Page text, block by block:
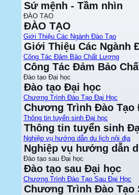
Sứ mệnh - Tầm nhìn
ĐÀO TẠO
ĐÀO TẠO
Giới Thiệu Các Ngành Đào Tạo
Giới Thiệu Các Ngành
Công Tác Đảm Bảo Chất Lượng
Công Tác Đảm Bảo
Đào tạo Đại học
Đào tạo Đại học
Chương Trình Đào Tạo Đại Học
Chương Trình Đào Tạo
Thông tin tuyển sinh Đại học
Thông tin tuyển sinh
Nghiệp vụ hướng dẫn du lịch nội địa
Nghiệp vụ hướng dẫn
Đào tạo sau Đại học
Đào tạo sau Đại học
Chương Trình Đào Tạo Sau Đại Học
Chương Trình Đào Tạo